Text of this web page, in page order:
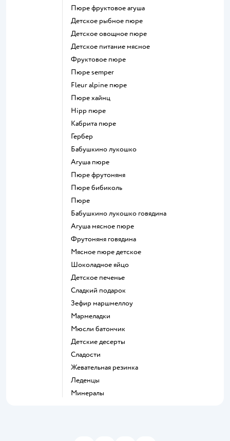
пюре фруктовое агуша
детское рыбное пюре
детское овощное пюре
детское питание мясное
фруктовое пюре
пюре semper
fleur alpine пюре
пюре хайнц
hipp пюре
кабрита пюре
гербер
бабушкино лукошко
агуша пюре
пюре фрутоняня
пюре бибиколь
пюре
бабушкино лукошко говядина
агуша мясное пюре
фрутоняня говядина
мясное пюре детское
шоколадное яйцо
детское печенье
сладкий подарок
зефир маршмеллоу
мармеладки
мюсли батончик
детские десерты
сладости
жевательная резинка
леденцы
Минералы